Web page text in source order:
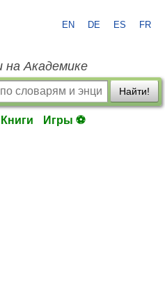
EN DE ES FR
на Академике
Найти!
Книги Игры ⚽